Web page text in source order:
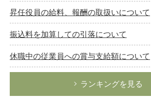
昇任役員の給料、報酬の取扱いについて
振込料を加算しての引落について
休職中の従業員への賞与支給額について
ランキングを見る